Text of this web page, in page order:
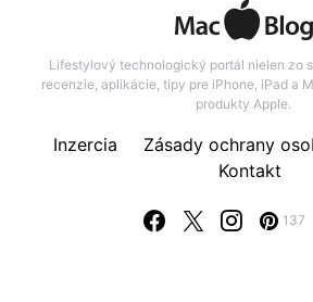
Lifestylový technologický portál nielen zo
recenzie, aplikácie, tipy pre iPhone, iPad a
produkty Apple.
137
Inzercia
Zásady ochrany
Kontakt